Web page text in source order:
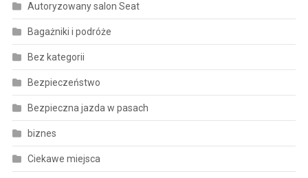
Autoryzowany salon Seat
Bagażniki i podróże
Bez kategorii
Bezpieczeństwo
Bezpieczna jazda w pasach
biznes
Ciekawe miejsca